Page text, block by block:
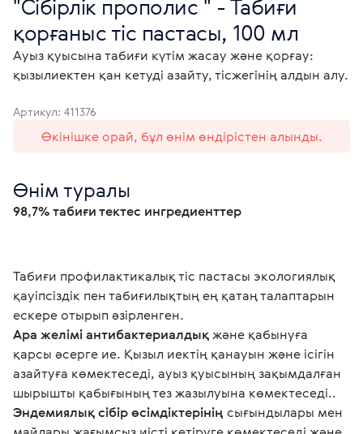
"Сібірлік прополис " - Табиғи
қорғаныс тіс пастасы, 100 мл
Ауыз қуысына табиғи күтім жасау және қорғау:
қызылиектен қан кетуді азайту, тісжегінің алдын алу.
Артикул: 411376
Өкінішке орай, бұл өнім өндірістен алынды.
Өнім туралы
98,7% табиғи тектес ингредиенттер
Табиғи профилактикалық тіс пастасы экологиялық
қауіпсіздік пен табиғилықтың ең қатаң талаптарын
ескере отырып әзірленген.
Ара желімі антибактериалдық және қабынуға
қарсы әсерге ие. Қызыл иектің қанауын және ісігін
азайтуға көмектеседі, ауыз қуысының зақымдалған
шырышты қабығының тез жазылуына көмектеседі..
Эндемиялық сібір өсімдіктерінің сығындылары мен